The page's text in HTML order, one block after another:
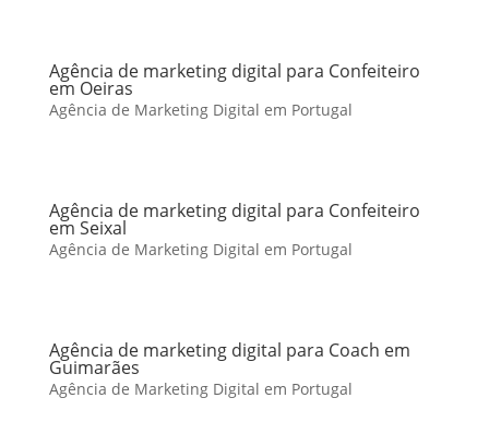
Agência de marketing digital para Confeiteiro
em Oeiras
Agência de Marketing Digital em Portugal
Agência de marketing digital para Confeiteiro
em Seixal
Agência de Marketing Digital em Portugal
Agência de marketing digital para Coach em
Guimarães
Agência de Marketing Digital em Portugal